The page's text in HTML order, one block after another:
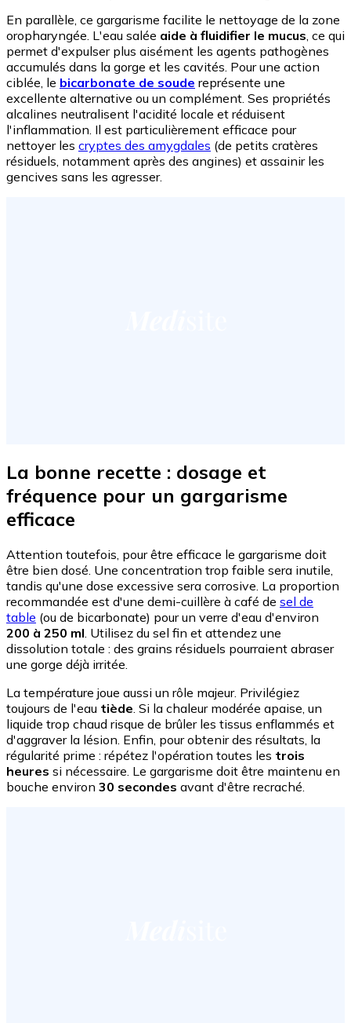
En parallèle, ce gargarisme facilite le nettoyage de la zone
oropharyngée. L'eau salée aide à fluidifier le mucus , ce qui
permet d'expulser plus aisément les agents pathogènes
accumulés dans la gorge et les cavités. Pour une action
ciblée, le bicarbonate de soude représente une
excellente alternative ou un complément. Ses propriétés
alcalines neutralisent l'acidité locale et réduisent
l'inflammation. Il est particulièrement efficace pour
nettoyer les cryptes des amygdales (de petits cratères
résiduels, notamment après des angines) et assainir les
gencives sans les agresser.
La bonne recette : dosage et
fréquence pour un gargarisme
efficace
Attention toutefois, pour être efficace le gargarisme doit
être bien dosé. Une concentration trop faible sera inutile,
tandis qu'une dose excessive sera corrosive. La proportion
recommandée est d'une demi-cuillère à café de sel de
table (ou de bicarbonate) pour un verre d'eau d'environ
200 à 250 ml . Utilisez du sel fin et attendez une
dissolution totale : des grains résiduels pourraient abraser
une gorge déjà irritée.
La température joue aussi un rôle majeur. Privilégiez
toujours de l'eau tiède . Si la chaleur modérée apaise, un
liquide trop chaud risque de brûler les tissus enflammés et
d'aggraver la lésion. Enfin, pour obtenir des résultats, la
régularité prime : répétez l'opération toutes les trois
heures si nécessaire. Le gargarisme doit être maintenu en
bouche environ 30 secondes avant d'être recraché.